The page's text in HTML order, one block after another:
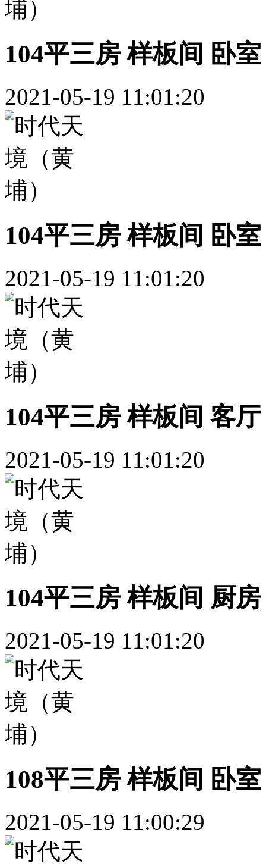
104平三房 样板间 卧室
2021-05-19 11:01:20
104平三房 样板间 卧室
2021-05-19 11:01:20
104平三房 样板间 客厅
2021-05-19 11:01:20
104平三房 样板间 厨房
2021-05-19 11:01:20
108平三房 样板间 卧室
2021-05-19 11:00:29